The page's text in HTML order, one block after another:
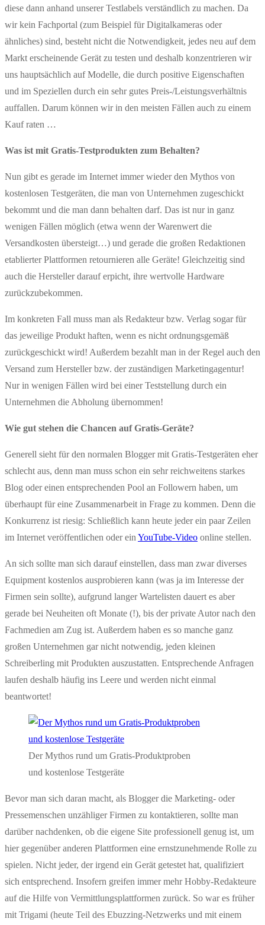
diese dann anhand unserer Testlabels verständlich zu machen. Da
wir kein Fachportal (zum Beispiel für Digitalkameras oder
ähnliches) sind, besteht nicht die Notwendigkeit, jedes neu auf dem
Markt erscheinende Gerät zu testen und deshalb konzentrieren wir
uns hauptsächlich auf Modelle, die durch positive Eigenschaften
und im Speziellen durch ein sehr gutes Preis-/Leistungsverhältnis
auffallen. Darum können wir in den meisten Fällen auch zu einem
Kauf raten …
Was ist mit Gratis-Testprodukten zum Behalten?
Nun gibt es gerade im Internet immer wieder den Mythos von
kostenlosen Testgeräten, die man von Unternehmen zugeschickt
bekommt und die man dann behalten darf. Das ist nur in ganz
wenigen Fällen möglich (etwa wenn der Warenwert die
Versandkosten übersteigt…) und gerade die großen Redaktionen
etablierter Plattformen retournieren alle Geräte! Gleichzeitig sind
auch die Hersteller darauf erpicht, ihre wertvolle Hardware
zurückzubekommen.
Im konkreten Fall muss man als Redakteur bzw. Verlag sogar für
das jeweilige Produkt haften, wenn es nicht ordnungsgemäß
zurückgeschickt wird! Außerdem bezahlt man in der Regel auch den
Versand zum Hersteller bzw. der zuständigen Marketingagentur!
Nur in wenigen Fällen wird bei einer Teststellung durch ein
Unternehmen die Abholung übernommen!
Wie gut stehen die Chancen auf Gratis-Geräte?
Generell sieht für den normalen Blogger mit Gratis-Testgeräten eher
schlecht aus, denn man muss schon ein sehr reichweitens starkes
Blog oder einen entsprechenden Pool an Followern haben, um
überhaupt für eine Zusammenarbeit in Frage zu kommen. Denn die
Konkurrenz ist riesig: Schließlich kann heute jeder ein paar Zeilen
im Internet veröffentlichen oder ein YouTube-Video online stellen.
An sich sollte man sich darauf einstellen, dass man zwar diverses
Equipment kostenlos ausprobieren kann (was ja im Interesse der
Firmen sein sollte), aufgrund langer Wartelisten dauert es aber
gerade bei Neuheiten oft Monate (!), bis der private Autor nach den
Fachmedien am Zug ist. Außerdem haben es so manche ganz
großen Unternehmen gar nicht notwendig, jeden kleinen
Schreiberling mit Produkten auszustatten. Entsprechende Anfragen
laufen deshalb häufig ins Leere und werden nicht einmal
beantwortet!
Der Mythos rund um Gratis-Produktproben
und kostenlose Testgeräte
Bevor man sich daran macht, als Blogger die Marketing- oder
Pressemenschen unzähliger Firmen zu kontaktieren, sollte man
darüber nachdenken, ob die eigene Site professionell genug ist, um
hier gegenüber anderen Plattformen eine ernstzunehmende Rolle zu
spielen. Nicht jeder, der irgend ein Gerät getestet hat, qualifiziert
sich entsprechend. Insofern greifen immer mehr Hobby-Redakteure
auf die Hilfe von Vermittlungsplattformen zurück. So war es früher
mit Trigami (heute Teil des Ebuzzing-Netzwerks und mit einem